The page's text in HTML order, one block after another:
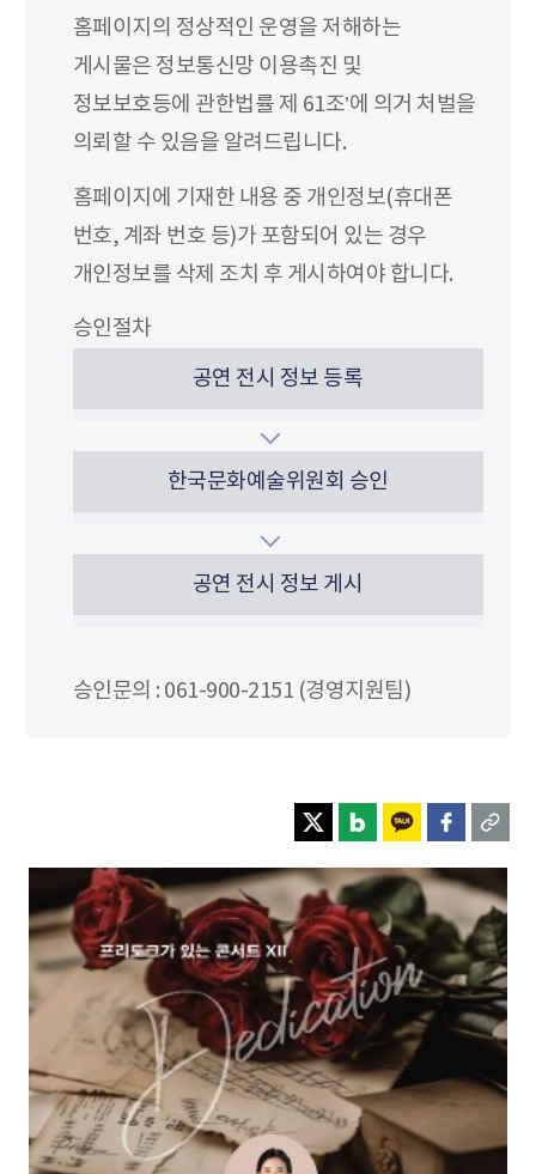
홈페이지의 정상적인 운영을 저해하는
게시물은 정보통신망 이용촉진 및
정보보호등에 관한법률 제 61조’에 의거 처벌을
의뢰할 수 있음을 알려드립니다.
홈페이지에 기재한 내용 중 개인정보(휴대폰
번호, 계좌 번호 등)가 포함되어 있는 경우
개인정보를 삭제 조치 후 게시하여야 합니다.
승인절차
공연 전시 정보 등록
한국문화예술위원회 승인
공연 전시 정보 게시
승인문의 : 061-900-2151 (경영지원팀)